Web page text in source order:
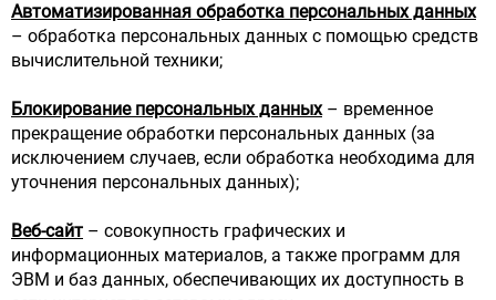
Автоматизированная обработка персональных данных
– обработка персональных данных с помощью средств
вычислительной техники;
Блокирование персональных данных – временное
прекращение обработки персональных данных (за
исключением случаев, если обработка необходима для
уточнения персональных данных);
Веб-сайт – совокупность графических и
информационных материалов, а также программ для
ЭВМ и баз данных, обеспечивающих их доступность в